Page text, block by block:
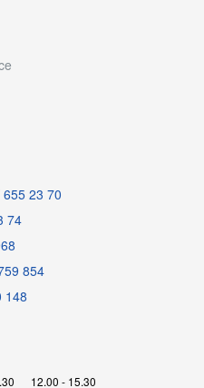
23 70
74
854
148
12.00 - 15.30